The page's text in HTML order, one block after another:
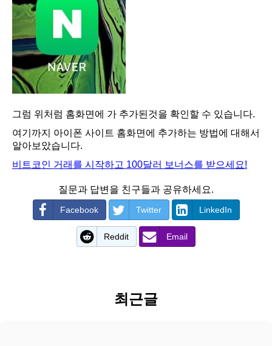
그럼 위처럼 홈화면에 가 추가된것을 확인할 수 있습니다.
여기까지 아이폰 사이트 홈화면에 추가하는 방법에 대해서
알아보았습니다.
비트코인 거래를 시작하고 100달러 보너스를 받으세요!
질문과 답변을 친구들과 공유하세요.
Facebook Twitter LinkedIn
Reddit Email
최근글